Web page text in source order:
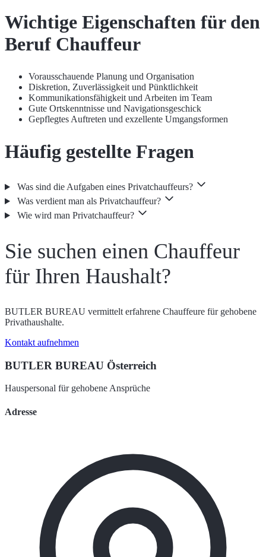
Wichtige Eigenschaften für den
Beruf Chauffeur
Vorausschauende Planung und Organisation
Diskretion, Zuverlässigkeit und Pünktlichkeit
Kommunikationsfähigkeit und Arbeiten im Team
Gute Ortskenntnisse und Navigationsgeschick
Gepflegtes Auftreten und exzellente Umgangsformen
Häufig gestellte Fragen
Was sind die Aufgaben eines Privatchauffeurs?
Was verdient man als Privatchauffeur?
Wie wird man Privatchauffeur?
Sie suchen einen Chauffeur
für Ihren Haushalt?
BUTLER BUREAU vermittelt erfahrene Chauffeure für gehobene
Privathaushalte.
Kontakt aufnehmen
BUTLER BUREAU Österreich
Hauspersonal für gehobene Ansprüche
Adresse